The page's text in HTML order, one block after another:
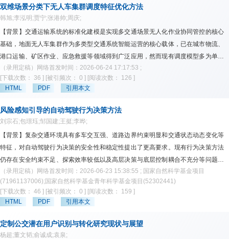
合客流时间分布优化MAV在干线走廊的运营编组策略。【数据】基于上海市杨浦区
路网的出租车订单数据进行数值实验。【结果】所提出的拉格朗日松弛算法将第一
阶段模型计算时长缩短约70%，且目标值与最优值的偏差控制在1%以内；规划所
得公交线路与客流需求分布高度匹配，超过80%的订单通过合乘模式完成，显著降
低了运营成本并提升了运输效率。【应用】通过降低站点与编组运行成本，有望进
一步提升服务效果，可推广至不同城市规模与路网结构，为城市公交系统升级改造
提供新思路。
双维场景分类下无人车集群调度特征优化方法
韩旭;李泓明;贾宁;张港帅;周庆;
【背景】交通运输系统的标准化建模是实现多交通场景无人化作业协同管控的核心
基础，地面无人车集群作为多类型交通系统智能运营的核心载体，已在城市物流、
港口运输、矿区作业、应急救援等领域得到广泛应用，然而现有调度模型多为单一
场景定制，特征提取依赖人工经验，导致跨场景复用难、建模成本高。【目标】针
对上述问题，提出一种双维场景分类下的无人车集群调度特征优化方法，旨在通过
标准化场景划分、特征量化映射与自动化降维，解决传统调度建模的短板。【方
法】首先，以“环境结构化程度”和“系统动态不确定性”为两个核心维度构建双维场景
坐标系，前者表征交通系统空间约束的确定性，后者表征外部扰动的随机性，二者
ReliefF快速初筛与随机森林递归细筛的两阶段特征选择算法，以综合调度成本为监
督标签实现自动化降维，实验结果表明，该方法能精准识别不同交通系统的核心变
量，显著压缩特征维度，与传统全特征建模相比，不仅显著提升了系统任务按时完
成率与单位交通运营效率，同时有效抑制了无效交通扰动。【结论】提出的双维场
工特征依赖瓶颈，为异质交通场景下无人车集群的自适应调度提供了标准化的降维
（录用定稿）网络首发时间：2026-06-24 17:17:53 ;
[下载次数： 36 ] [被引频次： 0 ] [阅读次数： 126 ]
HTML
PDF 引用本文
风险感知引导的自动驾驶行为决策方法
刘宗石;包璟珏;邹国建;王挺;李晔;
【背景】复杂交通环境具有多车交互强、道路边界约束明显和交通状态动态变化等
特征，对自动驾驶行为决策的安全性和稳定性提出了更高要求。现有行为决策方法
仍存在安全约束不足、探索效率较低以及高层决策与底层控制耦合不充分等问题，
影响决策策略的安全性、稳定性和可执行性。【目标】提升自动驾驶车辆在复杂交
通场景中的安全决策能力、策略学习效率和轨迹执行稳定性，使决策策略能够在满
足实时性要求的同时兼顾行驶安全与控制平顺。【方法】提出一种风险感知引导的
化学习、模型预测控制与风险势场知识，构建基于理想预测轨迹和安全预测轨迹偏
差反馈的策略约束机制，并设计概率干预机制修正训练早期的高风险动作。【结
（录用定稿）网络首发时间：2026-06-23 15:38:55 ; 国家自然科学基金项目
(71961137006);国家自然科学基金青年科学基金项目(52302441)
[下载次数： 46 ] [被引频次： 0 ] [阅读次数： 159 ]
HTML
PDF 引用本文
定制公交潜在用户识别与转化研究现状与展望
杨超;董文韬;俞诚成;袁泉;